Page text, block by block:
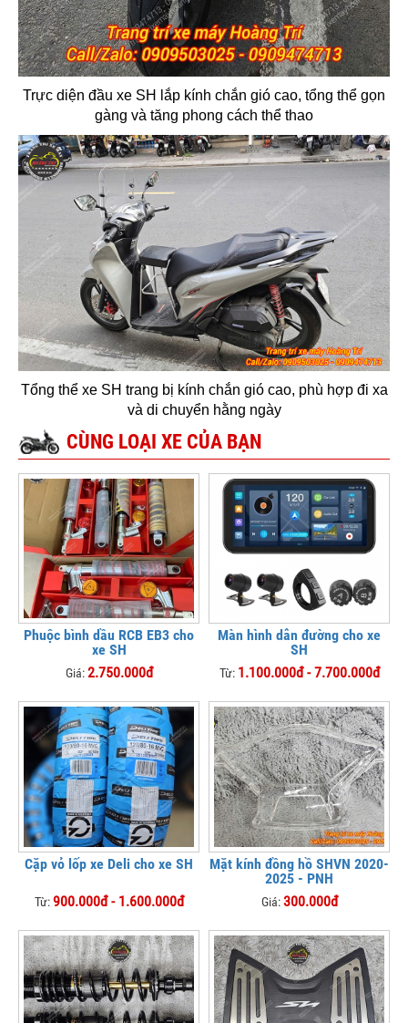
Trực diện đầu xe SH lắp kính chắn gió cao, tổng thể gọn
gàng và tăng phong cách thể thao
Tổng thể xe SH trang bị kính chắn gió cao, phù hợp đi xa
và di chuyển hằng ngày
CÙNG LOẠI XE CỦA BẠN
Phuộc bình dầu RCB EB3 cho
xe SH
Giá:2.750.000đ
Màn hình dẫn đường cho xe
SH
Từ: 1.100.000đ - 7.700.000đ
Cặp vỏ lốp xe Deli cho xe SH
Từ:900.000đ - 1.600.000đ
Mặt kính đồng hồ SHVN 2020-
2025 - PNH
Giá:300.000đ